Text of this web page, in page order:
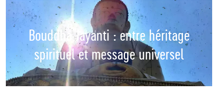
Bouddha Jayanti : entre héritage
spirituel et message universel